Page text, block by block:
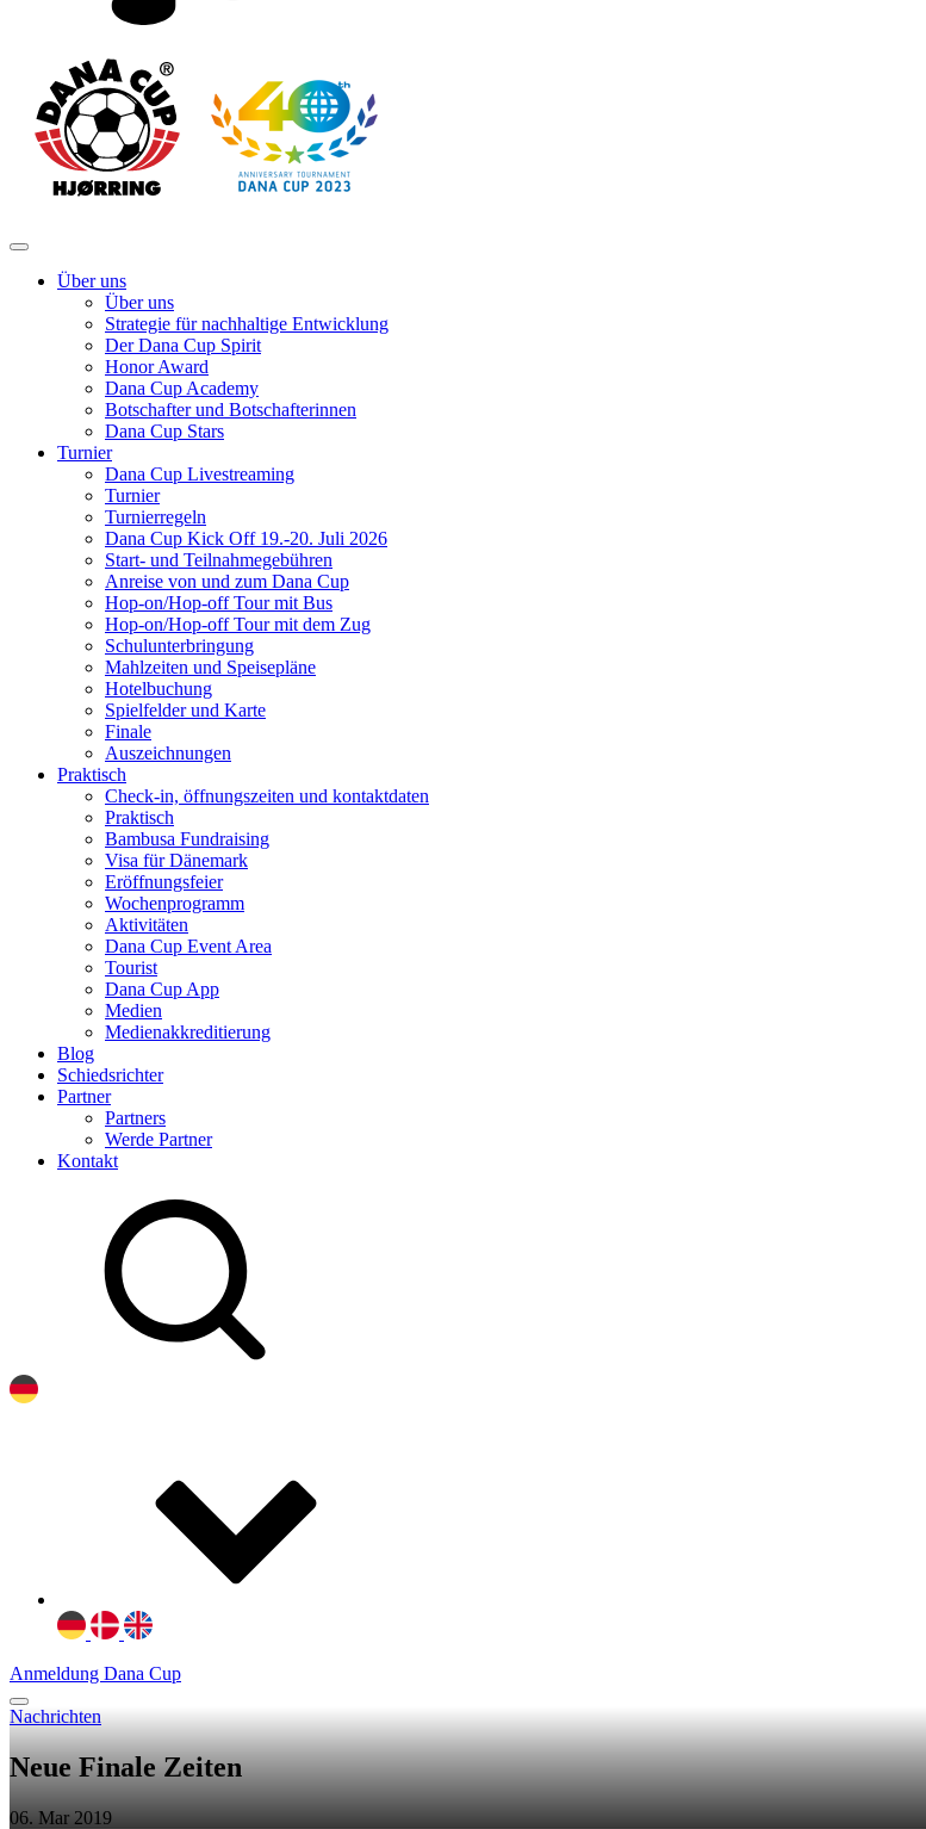
Über uns
Über uns
Strategie für nachhaltige Entwicklung
Der Dana Cup Spirit
Honor Award
Dana Cup Academy
Botschafter und Botschafterinnen
Dana Cup Stars
Turnier
Dana Cup Livestreaming
Turnier
Turnierregeln
Dana Cup Kick Off 19.-20. Juli 2026
Start- und Teilnahmegebühren
Anreise von und zum Dana Cup
Hop-on/Hop-off Tour mit Bus
Hop-on/Hop-off Tour mit dem Zug
Schulunterbringung
Mahlzeiten und Speisepläne
Hotelbuchung
Spielfelder und Karte
Finale
Auszeichnungen
Praktisch
Check-in, öffnungszeiten und kontaktdaten
Praktisch
Bambusa Fundraising
Visa für Dänemark
Eröffnungsfeier
Wochenprogramm
Aktivitäten
Dana Cup Event Area
Tourist
Dana Cup App
Medien
Medienakkreditierung
Blog
Schiedsrichter
Partner
Partners
Werde Partner
Kontakt
Anmeldung Dana Cup
Nachrichten
Neue Finale Zeiten
06. Mar 2019